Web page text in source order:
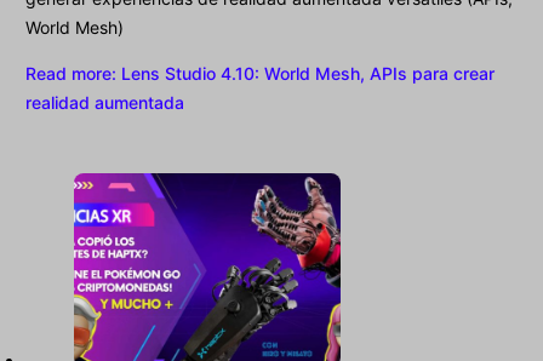
World Mesh)
Read more: Lens Studio 4.10: World Mesh, APIs para crear
realidad aumentada